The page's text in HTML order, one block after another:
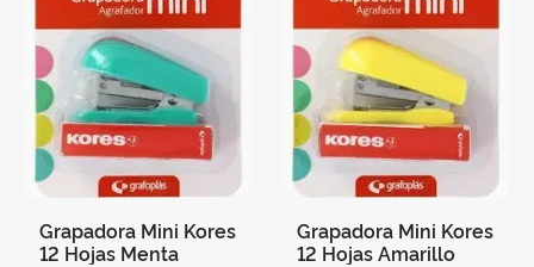
Grapadora Mini Kores
12 Hojas Menta
Grapadora Mini Kores
12 Hojas Amarillo